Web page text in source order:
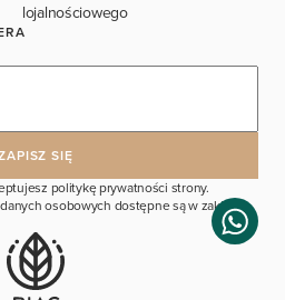
lojalnościowego
politykę prywatności strony.
osobowych dostępne są w zakładce